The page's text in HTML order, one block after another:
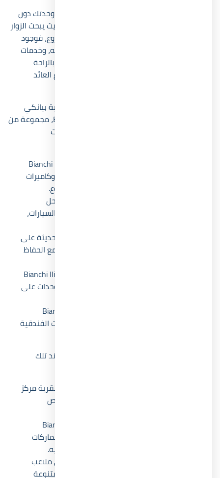
هل تعتقد أن هناك سهولة في إعادة بيع أو تأجير وحدتك دون
تواجد بعض الخدمات المهمة داخلها؟ بالطبع لا، حيث يبحث الزوار
دائما عن المميزات الترفيهية التي يقدمها المشروع، فوجود
نظام أمني متكامل، مرافق رياضية، مناطق للترفيه، وخدمات
يومية يسهل الوصول إليها يمنح السكان الشعور بالراحة
والأمان، مما يرفع من احتمالية زيادة الطلب وارتفاع العائد
انطلاقا من تلك الرؤيا حرص المالك على أن تضم قرية بيانكي
إليوس الساحل الشمالي Bianchi Ilios North Coast، مجموعة من
المرافق المميزة التي تلبي جميع احتياجات العائلات
: تتميز قرية Bianchi Ilios Al Borouj
بنظام أمني متكامل يشمل أفراد أمن مدربين وكاميرات
مراقبة حديثة منتشرة في جميع أرجاء المشروع.
: يضم مشروع Bianchi الساحل
الشمالي جراج يكفي لاستيعاب عدد ضخم من السيارات،
: تم تركيب بوابات إلكترونية حديثة على
جميع مداخل القرية لتسهيل الدخول والخروج مع الحفاظ
: يوفر Bianchi Ilios Al Borouj
Village خدمات نظافة وصيانة شاملة لجميع الوحدات على
: يحتوي منتجع Bianchi Ilios Sidi Abdel
Rahman على فندق ضخم يقدم أفضل الخدمات الفندقية
لم تكتفي شركة ديفلوبر إكس للتطوير العقاري عند تلك
: لعشاق الغوص، يوجد بالقرية مركز
غطس معتمد يقدم برامج تعليمية وتجارب غوص
: توفر قرية Bianchi Ilios Sidi Abdel
Rahman منطقة تجارية متكاملة تضم أشهر الماركات
العالمية لتلبية جميع احتياجات التسوق والترفيه.
: يحتوي المشروع على ملاعب
كرة قدم، تنس، سلة، جولف، وأنشطة رياضية متنوعة